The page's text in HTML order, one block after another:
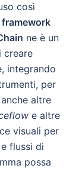
così
ne è un
creare
integrando
per
altre
e altre
visuali per
e flussi di
possa